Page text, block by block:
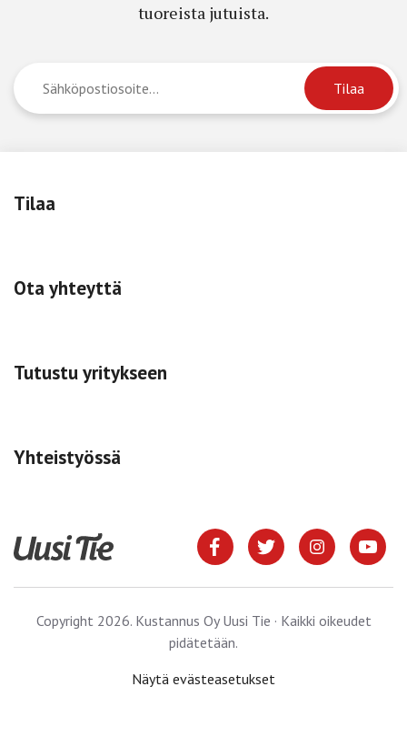
tuoreista jutuista.
Tilaa
Ota yhteyttä
Tutustu yritykseen
Yhteistyössä
Copyright 2026. Kustannus Oy Uusi Tie · Kaikki oikeudet
pidätetään.
Näytä evästeasetukset